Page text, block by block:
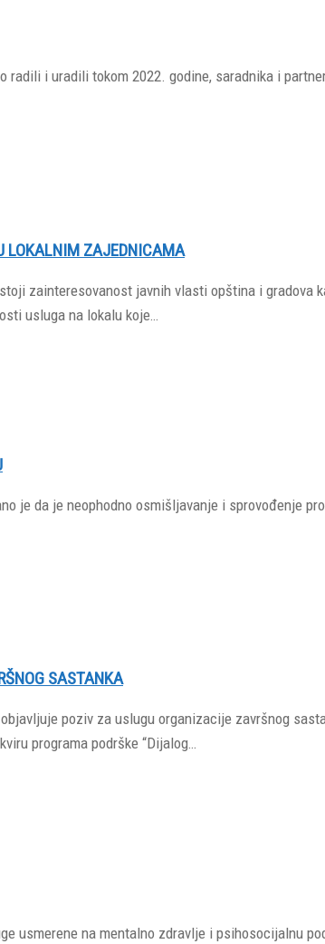
i uradili tokom 2022. godine, saradnika i
LOKALNIM ZAJEDNICAMA
zainteresovanost javnih vlasti opština i
usluga na lokalu koje…
je da je neophodno osmišljavanje i sprovođenje
SASTANKA
poziv za uslugu organizacije završnog
programa podrške “Dijalog…
usmerene na mentalno zdravlje i psihosocijalnu